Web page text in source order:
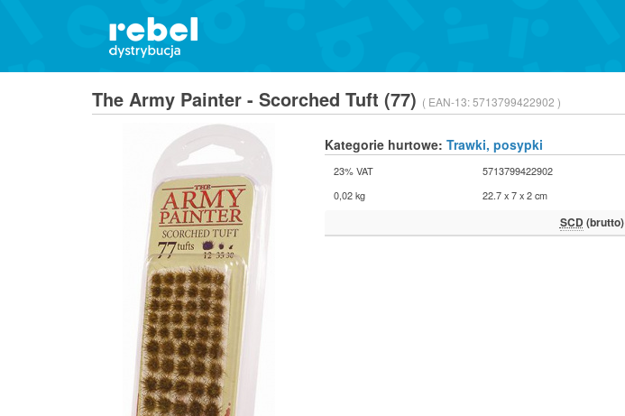
The Army Painter - Scorched Tuft (77) ( EAN-13:5713799422902 )
Kategorie hurtowe: Trawki, posypki
23% VAT 5713799422902
0,02 kg
22.7 x 7 x 2 cm
SCD (brutto)